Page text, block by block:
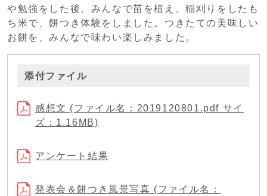
や勉強をした後、みんなで苗を植え、稲刈りをしたも
ち米で、餅つき体験をしました。つきたての美味しい
お餅を、みんなで味わい楽しみました。
添付ファイル
感想文 (ファイル名：2019120801.pdf サイ
ズ：1.16MB)
アンケート結果
発表会＆餅つき風景写真 (ファイル名：